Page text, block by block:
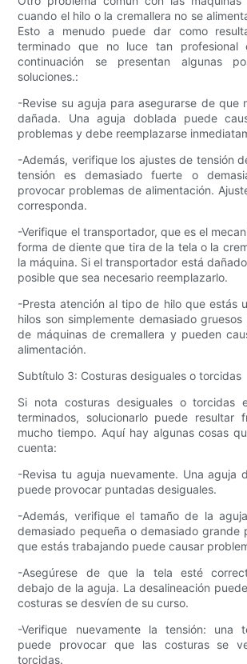
cuando el hilo o la cremallera no se
Esto a menudo puede dar como
terminado que no luce tan profesional
continuación se presentan algunas
soluciones.:
-Revise su aguja para asegurarse de que
dañada. Una aguja doblada puede
problemas y debe reemplazarse
-Además, verifique los ajustes de tensión
tensión es demasiado fuerte o
provocar problemas de alimentación.
corresponda.
-Verifique el transportador, que es el
forma de diente que tira de la tela o la
la máquina. Si el transportador está
posible que sea necesario reemplazarlo.
-Presta atención al tipo de hilo que estás
hilos son simplemente demasiado
de máquinas de cremallera y pueden
alimentación.
Subtítulo 3: Costuras desiguales o torcidas
Si nota costuras desiguales o torcidas
terminados, solucionarlo puede resultar
mucho tiempo. Aquí hay algunas cosas
cuenta:
-Revisa tu aguja nuevamente. Una aguja
puede provocar puntadas desiguales.
-Además, verifique el tamaño de la
demasiado pequeña o demasiado grande
que estás trabajando puede causar
-Asegúrese de que la tela esté
debajo de la aguja. La desalineación
costuras se desvíen de su curso.
-Verifique nuevamente la tensión: una
puede provocar que las costuras se
torcidas.